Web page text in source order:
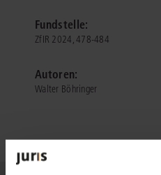
Fundstelle:
ZfIR 2024, 478-484
Autoren:
Walter Böhringer